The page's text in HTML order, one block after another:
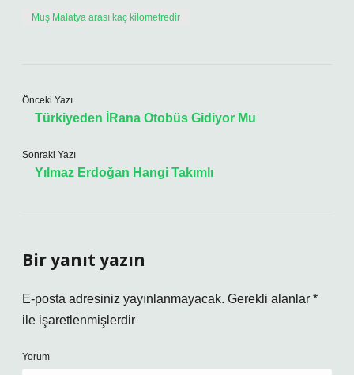
Muş Malatya arası kaç kilometredir
Önceki Yazı
Türkiyeden İRana Otobüs Gidiyor Mu
Sonraki Yazı
Yılmaz Erdoğan Hangi Takımlı
Bir yanıt yazın
E-posta adresiniz yayınlanmayacak. Gerekli alanlar *
ile işaretlenmişlerdir
Yorum